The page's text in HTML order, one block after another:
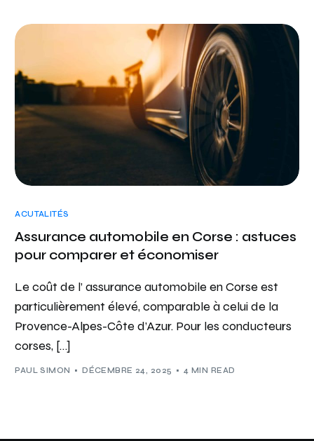
ACUTALITÉS
Assurance automobile en Corse : astuces
pour comparer et économiser
Le coût de l’ assurance automobile en Corse est
particulièrement élevé, comparable à celui de la
Provence-Alpes-Côte d’Azur. Pour les conducteurs
corses, […]
PAUL SIMON DÉCEMBRE 24, 2025 4 MIN READ